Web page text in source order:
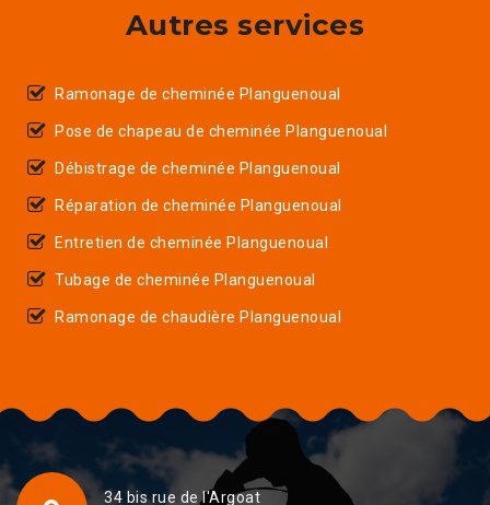
Autres services
Ramonage de cheminée Planguenoual
Pose de chapeau de cheminée Planguenoual
Débistrage de cheminée Planguenoual
Réparation de cheminée Planguenoual
Entretien de cheminée Planguenoual
Tubage de cheminée Planguenoual
Ramonage de chaudière Planguenoual
34 bis rue de l'Argoat